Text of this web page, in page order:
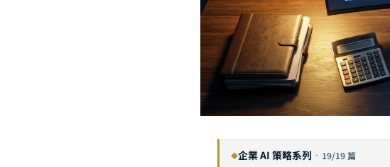
◆企業 AI 策略系列 · 19/19 篇